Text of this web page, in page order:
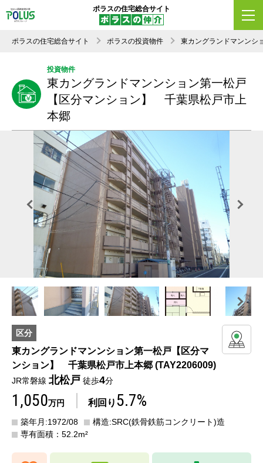
ポラスの住宅総合サイト
ポラスの住宅総合サイト ポラスの投資物件 東カングランドマンンシ
投資物件
東カングランドマンンション第一松戸
【区分マンション】 千葉県松戸市上
本郷
Previous Next
Previous Next
区分
東カングランドマンンション第一松戸【区分マ
ンション】 千葉県松戸市上本郷 (TAY2206009)
JR常磐線 北松戸 徒歩4分
1,050万円 利回り 5.7%
築年月:1972/08
構造:SRC(鉄骨鉄筋コンクリート)造
専有面積：52.2m²